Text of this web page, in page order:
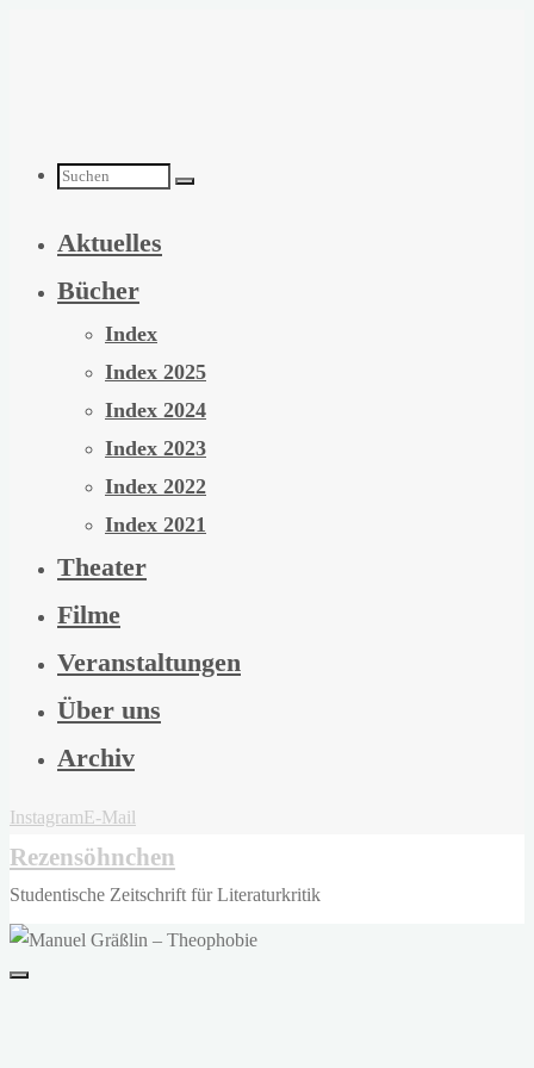
Suchen
nach:
Aktuelles
Bücher
Index
Index 2025
Index 2024
Index 2023
Index 2022
Index 2021
Theater
Filme
Veranstaltungen
Über uns
Archiv
InstagramE-Mail
Rezensöhnchen
Studentische Zeitschrift für Literaturkritik